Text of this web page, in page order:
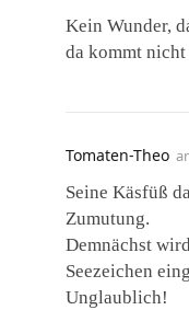
Kein Wunder,
da kommt nicht
Tomaten-Theo
Seine Käsfüß
Zumutung.
Demnächst
Seezeichen
Unglaublich!